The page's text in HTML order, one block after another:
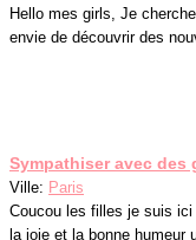
Hello mes girls, Je
envie de découvrir des
Sympathiser avec des
Ville: Paris
Coucou les filles je suis
la joie et la bonne humeur